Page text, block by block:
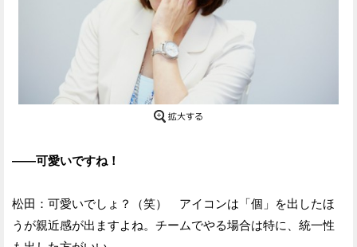
——可愛いですね！
松田：可愛いでしょ？（笑） アイコンは「個」を出したほ
うが親近感が出ますよね。チームでやる場合は特に、統一性